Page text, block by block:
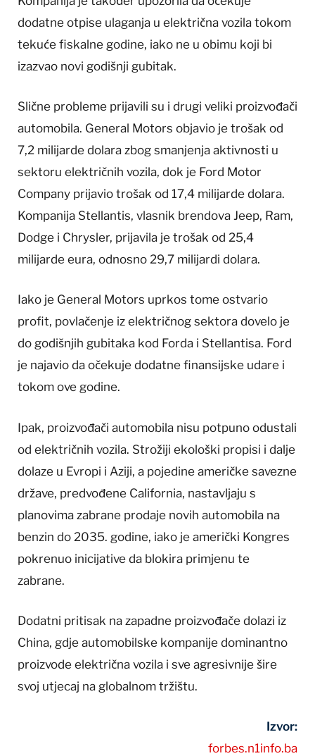
dodatne otpise ulaganja u električna vozila tokom
tekuće fiskalne godine, iako ne u obimu koji bi
izazvao novi godišnji gubitak.
Slične probleme prijavili su i drugi veliki proizvođači
automobila. General Motors objavio je trošak od
7,2 milijarde dolara zbog smanjenja aktivnosti u
sektoru električnih vozila, dok je Ford Motor
Company prijavio trošak od 17,4 milijarde dolara.
Kompanija Stellantis, vlasnik brendova Jeep, Ram,
Dodge i Chrysler, prijavila je trošak od 25,4
milijarde eura, odnosno 29,7 milijardi dolara.
Iako je General Motors uprkos tome ostvario
profit, povlačenje iz električnog sektora dovelo je
do godišnjih gubitaka kod Forda i Stellantisa. Ford
je najavio da očekuje dodatne finansijske udare i
tokom ove godine.
Ipak, proizvođači automobila nisu potpuno odustali
od električnih vozila. Strožiji ekološki propisi i dalje
dolaze u Evropi i Aziji, a pojedine američke savezne
države, predvođene California, nastavljaju s
planovima zabrane prodaje novih automobila na
benzin do 2035. godine, iako je američki Kongres
pokrenuo inicijative da blokira primjenu te
zabrane.
Dodatni pritisak na zapadne proizvođače dolazi iz
China, gdje automobilske kompanije dominantno
proizvode električna vozila i sve agresivnije šire
svoj utjecaj na globalnom tržištu.
Izvor:
forbes.n1info.ba